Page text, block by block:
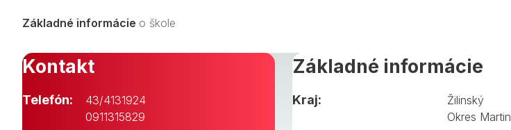
Základné informácie o škole
Kontakt
Telefón:
43/4131924
0911315829
Základné informácie
Kraj:
Žilinský
Okres Martin